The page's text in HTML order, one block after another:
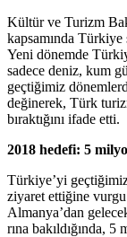
Kültür ve Turizm
kapsamında Türkiye
Yeni dönemde
sadece deniz, kum
geçtiğimiz
değinerek, Türk
bıraktığını ifade etti.
2018 hedefi: 5
Türkiye’yi
ziyaret ettiğine
Almanya’dan
rına bakıldığında,